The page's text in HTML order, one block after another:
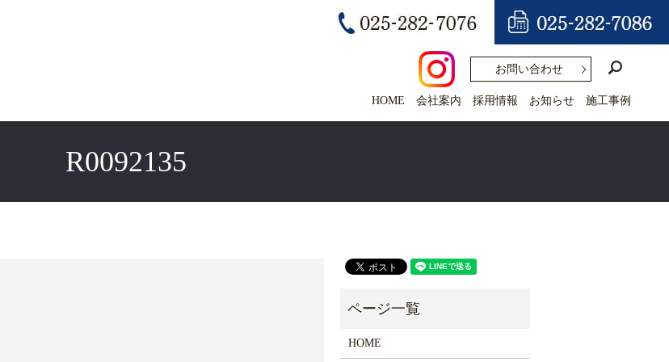
お問い合わせ
HOME 会社案内 採用情報 お知らせ 施工事例
R0092135
HOME